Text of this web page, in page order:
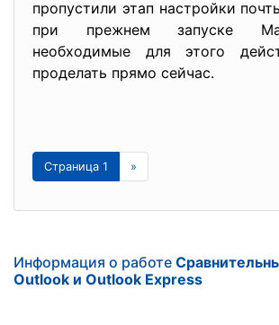
пропустили этап настройки
при прежнем запуске
необходимые для этого
проделать прямо сейчас.
Страница 1 »
Информация о работе
Outlook и Outlook Express